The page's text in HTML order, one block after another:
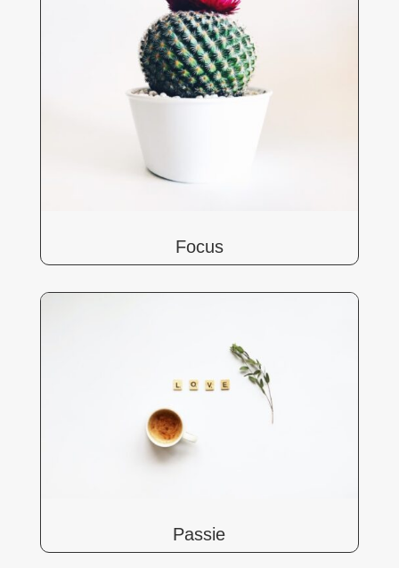
Focus
Passie